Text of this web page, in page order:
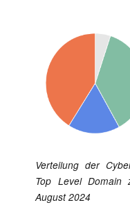
Verteilung der
Top Level Domain
August 2024